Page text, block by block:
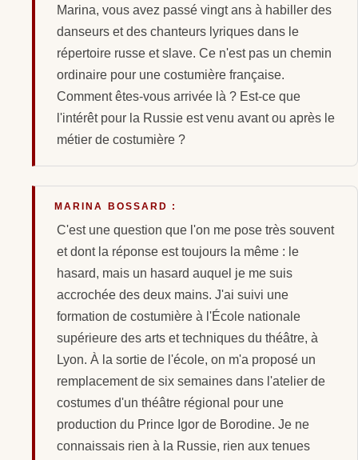
Marina, vous avez passé vingt ans à habiller des
danseurs et des chanteurs lyriques dans le
répertoire russe et slave. Ce n'est pas un chemin
ordinaire pour une costumière française.
Comment êtes-vous arrivée là ? Est-ce que
l'intérêt pour la Russie est venu avant ou après le
métier de costumière ?
MARINA BOSSARD :
C'est une question que l'on me pose très souvent
et dont la réponse est toujours la même : le
hasard, mais un hasard auquel je me suis
accrochée des deux mains. J'ai suivi une
formation de costumière à l'École nationale
supérieure des arts et techniques du théâtre, à
Lyon. À la sortie de l'école, on m'a proposé un
remplacement de six semaines dans l'atelier de
costumes d'un théâtre régional pour une
production du Prince Igor de Borodine. Je ne
connaissais rien à la Russie, rien aux tenues